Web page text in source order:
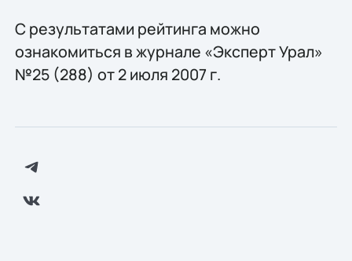
С результатами рейтинга можно
ознакомиться в журнале «Эксперт Урал»
№25 (288) от 2 июля 2007 г.